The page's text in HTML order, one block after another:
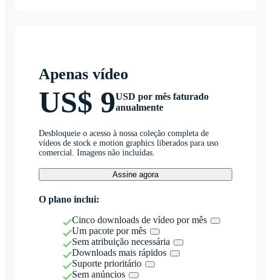
Apenas vídeo
US$ 9USD por mês faturado
anualmente
Desbloqueie o acesso à nossa coleção completa de
vídeos de stock e motion graphics liberados para uso
comercial. Imagens não incluídas.
Assine agora
O plano inclui:
Cinco downloads de vídeo por mês
Um pacote por mês
Sem atribuição necessária
Downloads mais rápidos
Suporte prioritário
Sem anúncios